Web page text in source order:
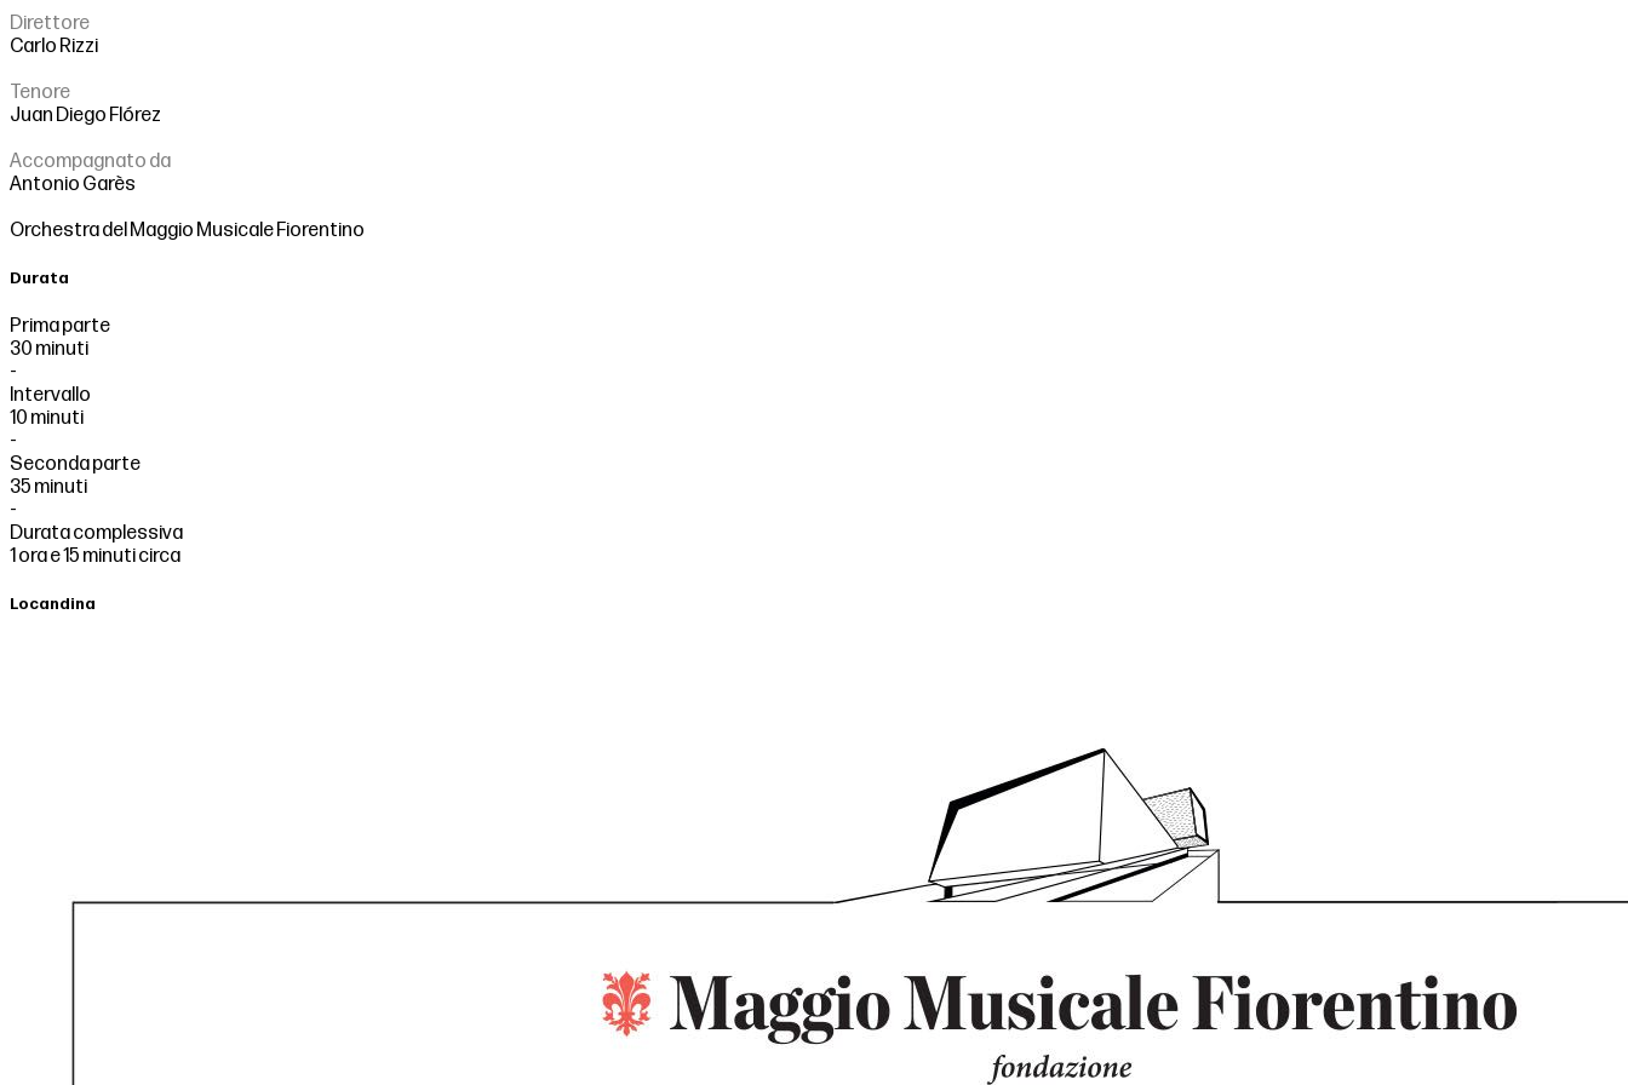
Direttore
Carlo Rizzi
Tenore
Juan Diego Flórez
Accompagnato da
Antonio Garès
Orchestra del Maggio Musicale Fiorentino
Durata
Prima parte
30 minuti
-
Intervallo
10 minuti
-
Seconda parte
35 minuti
-
Durata complessiva
1 ora e 15 minuti circa
Locandina